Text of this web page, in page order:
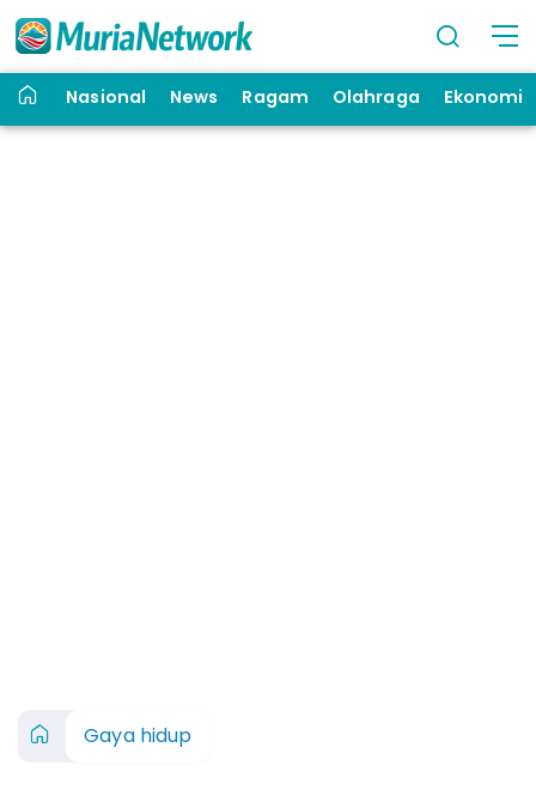
Nasional News Ragam Olahraga Ekonomi
Gaya hidup